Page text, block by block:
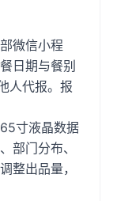
微信小程
日期与餐别
人代报。报
寸液晶数据
部门分布、
整出品量，